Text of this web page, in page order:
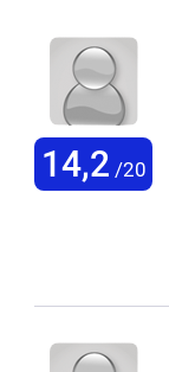
14,2 /20